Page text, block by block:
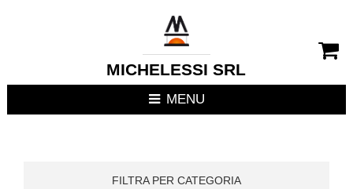
MICHELESSI SRL
MENU
RIVESTIMENTI
FILTRA PER CATEGORIA